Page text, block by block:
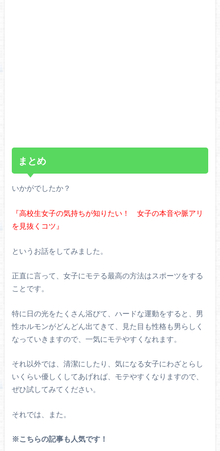
まとめ
いかがでしたか？
『高校生女子の気持ちが知りたい！ 女子の本音や脈アリ
を見抜くコツ』
というお話をしてみました。
正直に言って、女子にモテる最高の方法はスポーツをする
ことです。
特に日の光をたくさん浴びて、ハードな運動をすると、男
性ホルモンがどんどん出てきて、見た目も性格も男らしく
なっていきますので、一気にモテやすくなれます。
それ以外では、清潔にしたり、気になる女子にわざとらし
いくらい優しくしてあげれば、モテやすくなりますので、
ぜひ試してみてください。
それでは、また。
※こちらの記事も人気です！